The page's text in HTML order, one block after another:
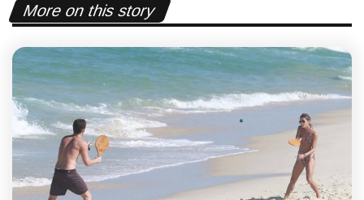
More on this story